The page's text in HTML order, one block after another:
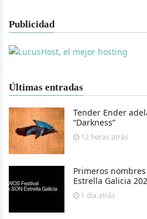
Publicidad
Últimas entradas
Tender Ender
“Darkness”
12 horas atrás
Primeros nombres
Estrella Galicia
1 día atrás